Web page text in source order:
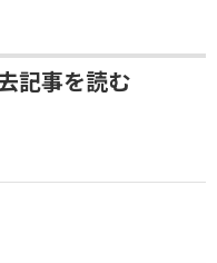
記事を読む